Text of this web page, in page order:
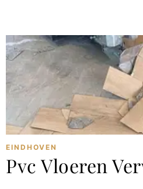
EINDHOVEN
Pvc Vloeren